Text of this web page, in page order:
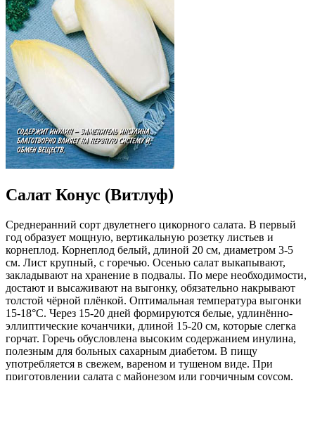
Салат Конус (Витлуф)
Среднеранний сорт двулетнего цикорного салата. В первый
год образует мощную, вертикальную розетку листьев и
корнеплод. Корнеплод белый, длиной 20 см, диаметром 3-5
см. Лист крупный, с горечью. Осенью салат выкапывают,
закладывают на хранение в подвалы. По мере необходимости,
достают и высаживают на выгонку, обязательно накрывают
толстой чёрной плёнкой. Оптимальная температура выгонки
15-18°С. Через 15-20 дней формируются белые, удлинённо-
эллиптические кочанчики, длиной 15-20 см, которые слегка
горчат. Горечь обусловлена высоким содержанием инулина,
полезным для больных сахарным диабетом. В пищу
употребляется в свежем, вареном и тушеном виде. При
приготовлении салата с майонезом или горчичным соусом,